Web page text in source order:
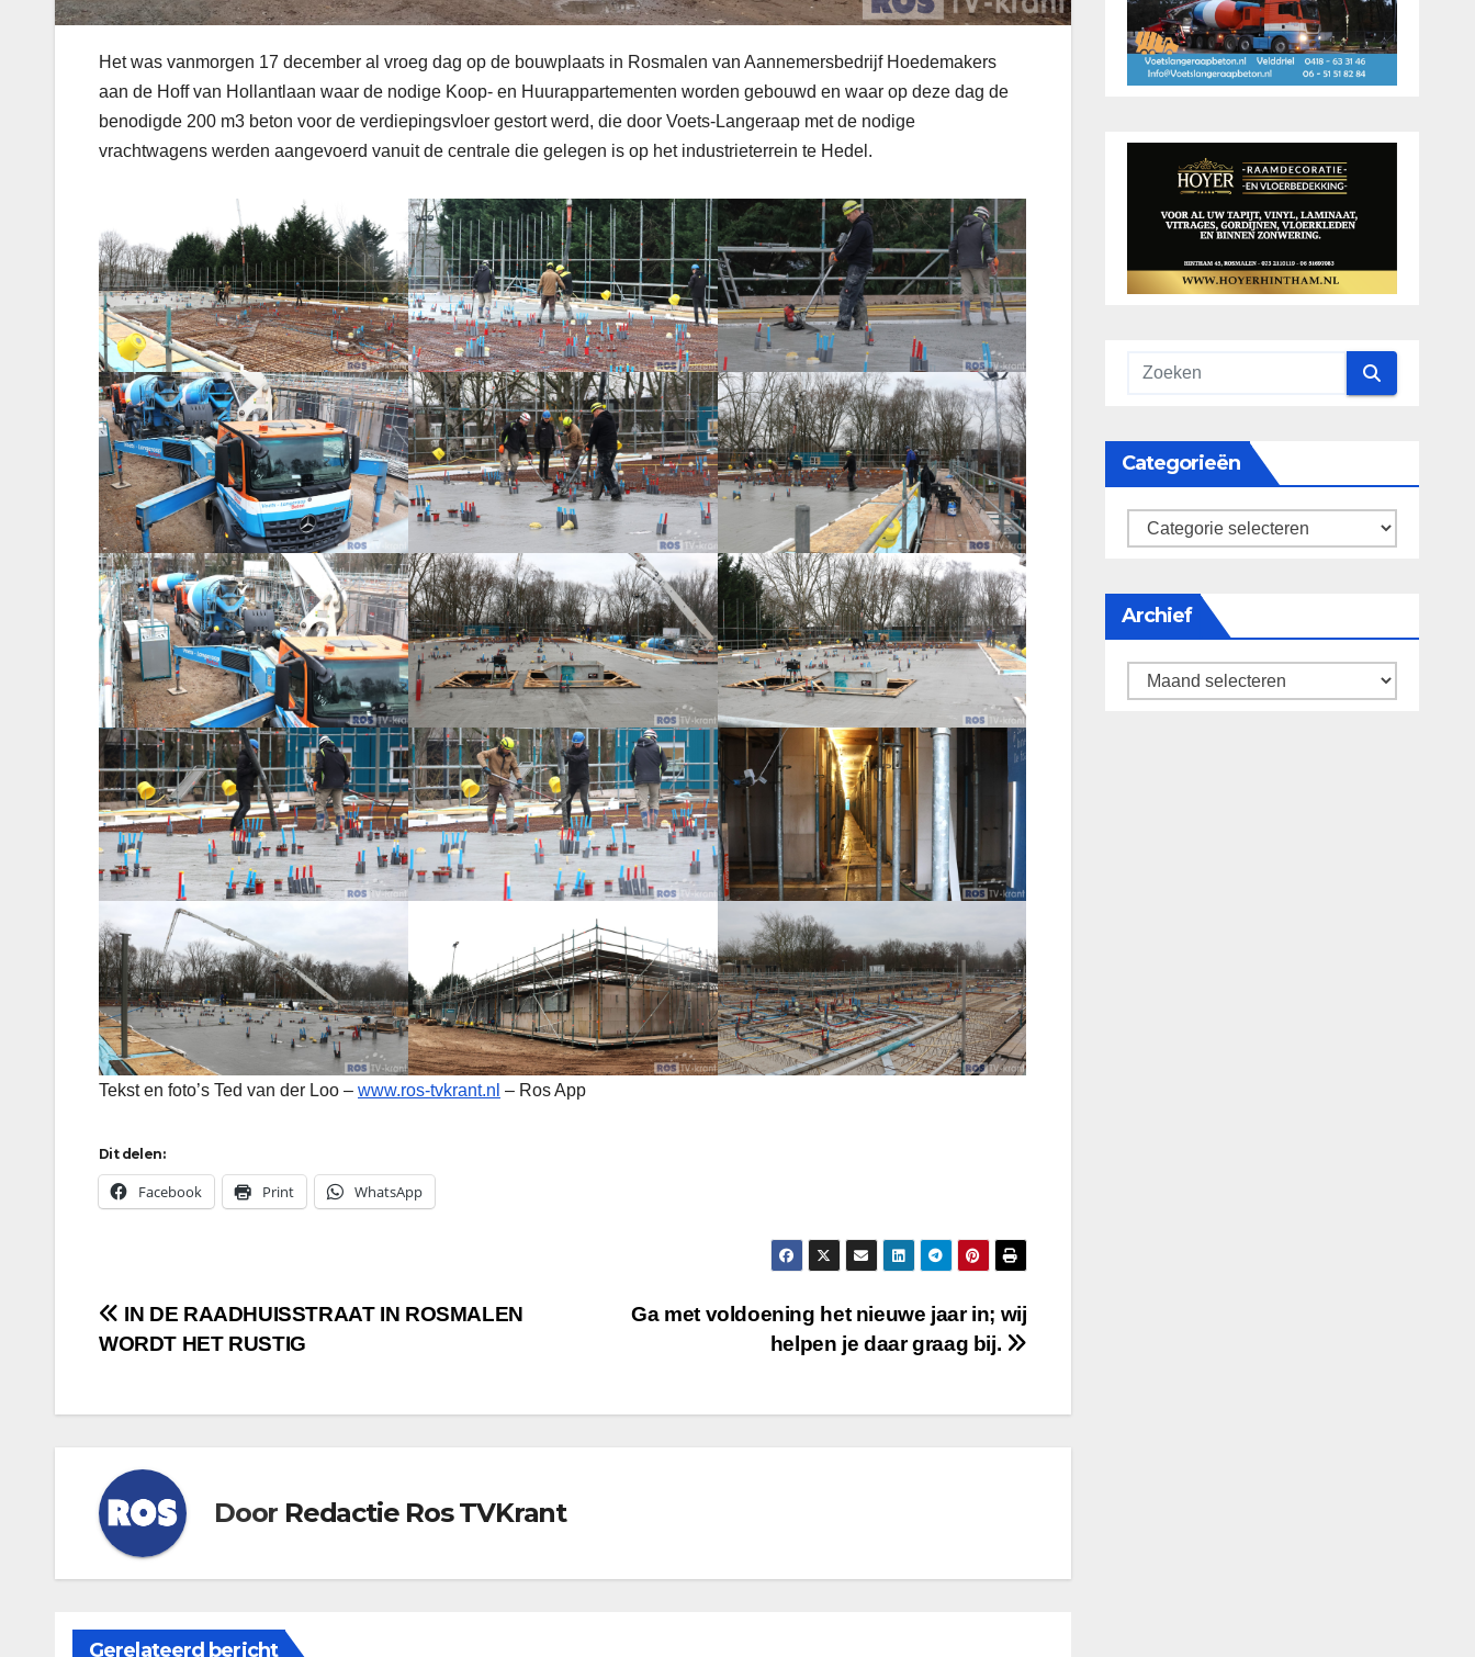
Het was vanmorgen 17 december al vroeg dag op de bouwplaats in Rosmalen van Aannemersbedrijf Hoedemakers
aan de Hoff van Hollantlaan waar de nodige Koop- en Huurappartementen worden gebouwd en waar op deze dag de
benodigde 200 m3 beton voor de verdiepingsvloer gestort werd, die door Voets-Langeraap met de nodige
vrachtwagens werden aangevoerd vanuit de centrale die gelegen is op het industrieterrein te Hedel.
Tekst en foto’s Ted van der Loo – www.ros-tvkrant.nl – Ros App
Dit delen:
Facebook Print WhatsApp
Bericht
Ga met voldoening het nieuwe jaar in; wij
helpen je daar graag bij.
IN DE RAADHUISSTRAAT IN ROSMALEN
WORDT HET RUSTIG
Door Redactie Ros TVKrant
Gerelateerd bericht
Categorieën
categorieën
Archief
Archief